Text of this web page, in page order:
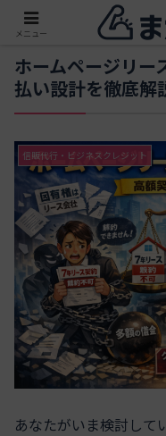
ホームページリー
払い設計を徹底解
信販代行・ビジネスクレジット
あなたがいま検討して
メニュー